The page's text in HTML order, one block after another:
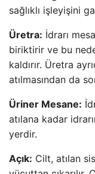
sağlıklı işleyişini
Üretra: İdrarı
biriktirir ve bu
kaldırır. Üretra
atılmasından da
Üriner Mesane:
atılana kadar
yerdir.
Açık: Cilt, atılan